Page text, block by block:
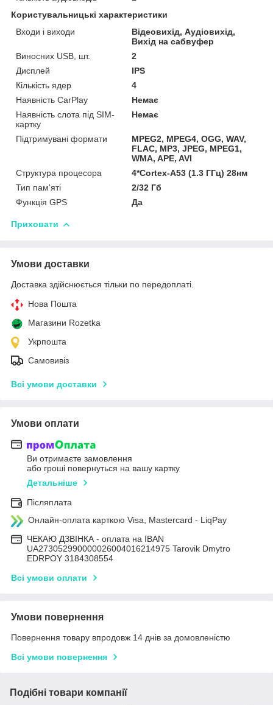
Користувальницькі характеристики
Входи і виходи
Відеовихід, Аудіовихід,
Вихід на сабвуфер
Виносних USB, шт.
2
Дисплей
IPS
Кількість ядер
4
Наявність CarPlay
Немає
Наявність слота під SIM-
картку
Немає
Підтримувані формати
MPEG2, MPEG4, OGG, WAV,
FLAC, MP3, JPEG, MPEG1,
WMA, APE, AVI
Структура процесора
4*Cortex-A53 (1.3 ГГц) 28нм
Тип пам'яті
2/32 Гб
Функція GPS
Да
Приховати
Умови доставки
Доставка здійснюється тільки по передоплаті.
Нова Пошта
Магазини Rozetka
Укрпошта
Самовивіз
Всі умови доставки
Умови оплати
Ви отримаєте замовлення
або гроші повернуться на вашу картку
Детальніше
Післяплата
Онлайн-оплата карткою Visa, Mastercard - LiqPay
ЧЕКАЮ ДЗВІНКА - оплата на IBAN
UA273052990000026004016214975 Tarovik Dmytro
EDRPOY 3184308554
Всі умови оплати
Умови повернення
Повернення товару впродовж 14 днів за домовленістю
Всі умови повернення
Подібні товари компанії